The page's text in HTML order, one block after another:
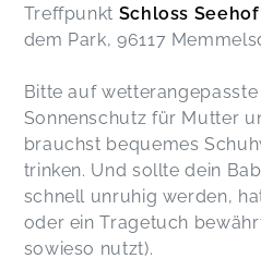
Treffpunkt Schloss Seehof
dem Park, 96117
Bitte auf
Sonnenschutz für Mutter
brauchst bequemes
trinken. Und sollte dein
schnell unruhig werden,
oder ein Tragetuch
sowieso nutzt).